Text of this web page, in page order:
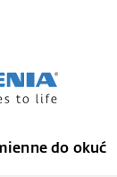
do okuć